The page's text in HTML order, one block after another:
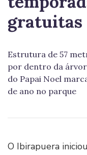
gratuitas
Estrutura de 57
por dentro da
do Papai Noel
de ano no parque
O Ibirapuera